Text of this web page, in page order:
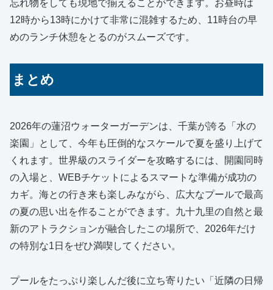
忘れ物をしても現地で揃えることができます。お昼時は
12時から13時にかけて非常に混雑するため、11時台の早
めのランチ休憩をとるのがスムーズです。
まとめ
2026年の蓮沼ウォーターガーデンは、千葉が誇る「水の
楽園」として、今年も圧倒的なスケールで夏を盛り上げて
くれます。世界級のスライダーを攻略するには、開園同時
の入場と、WEBチケットによるスマートな準備が成功の
カギ。海との行き来も楽しみながら、広大なプールで最高
の夏の思い出を作ることができます。九十九里の自然と最
新のアトラクションが融合したこの場所で、2026年だけ
の特別な1日をぜひ満喫してください。
プールをたっぷり楽しんだ後に立ち寄りたい「近隣の日帰